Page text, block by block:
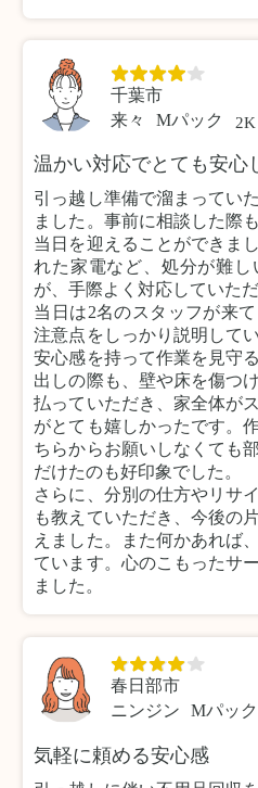
千葉市
来々
Mパック 2K
温かい対応でとても安心
引っ越し準備で溜まってい
ました。事前に相談した際
当日を迎えることができま
れた家電など、処分が難
が、手際よく対応していた
当日は2名のスタッフが来
注意点をしっかり説明して
安心感を持って作業を見守
出しの際も、壁や床を傷つ
払っていただき、家全体が
がとても嬉しかったです。
ちらからお願いしなくても
だけたのも好印象でした。
さらに、分別の仕方やリサ
も教えていただき、今後の
えました。また何かあれば
ています。心のこもったサ
ました。
春日部市
ニンジン
Mパック
気軽に頼める安心感